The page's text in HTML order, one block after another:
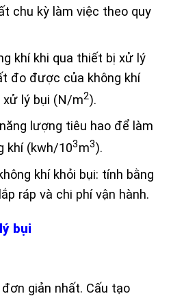
chu kỳ làm việc theo quy
khí khi qua thiết bị xử lý
đo được của không khí
lý bụi (N/m2).
lượng tiêu hao để làm
khí (kwh/103m3).
khí khỏi bụi: tính bằng
ráp và chi phí vận hành.
bụi
giản nhất. Cấu tạo